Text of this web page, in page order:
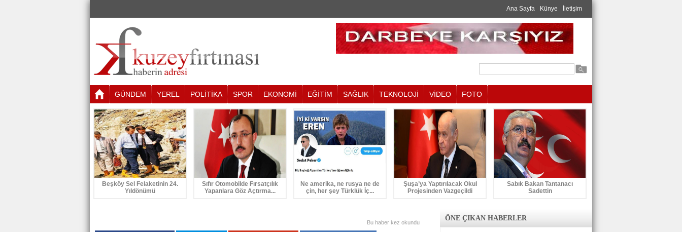
Ana Sayfa Künye İletişim
GÜNDEM YEREL POLİTİKA SPOR EKONOMİ EĞİTİM SAĞLIK TEKNOLOJİ VİDEO FOTO
Beşköy Sel Felaketinin 24.
Yıldönümü
Sıfır Otomobilde Fırsatçılık
Yapanlara Göz Açtırma...
Ne amerika, ne rusya ne de
çin, her şey Türklük İç...
Şuşa’ya Yaptırılacak Okul
Projesinden Vazgeçildi
Sabık Bakan Tantanacı
Sadettin
Bu haber kez okundu
ÖNE ÇIKAN HABERLER